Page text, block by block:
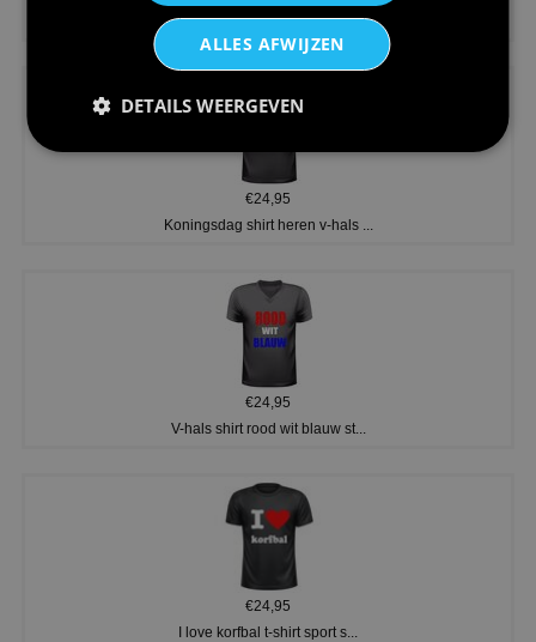
Dames v hals t-shirt prinses v...
€24,95
Koningsdag shirt heren v-hals ...
€24,95
V-hals shirt rood wit blauw st...
€24,95
I love korfbal t-shirt sport s...
ALLES AFWIJZEN
DETAILS WEERGEVEN